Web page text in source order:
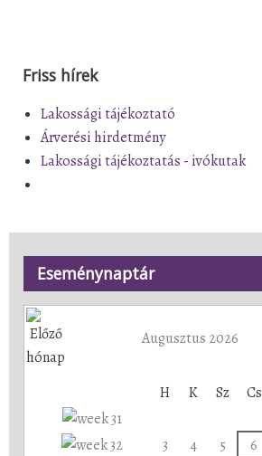
Friss hírek
Lakossági tájékoztató
Árverési hirdetmény
Lakossági tájékoztatás - ivókutak
Eseménynaptár
Augusztus 2026
H K Sz Cs
3
4 5 6